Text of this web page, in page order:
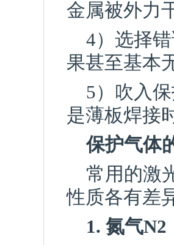
金属被外力
4）选择
果甚至基本
5）吹入
是薄板焊接
保护气体
常用的激
性质各有差
1. 氮气N2